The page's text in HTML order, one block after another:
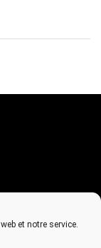
et notre service.